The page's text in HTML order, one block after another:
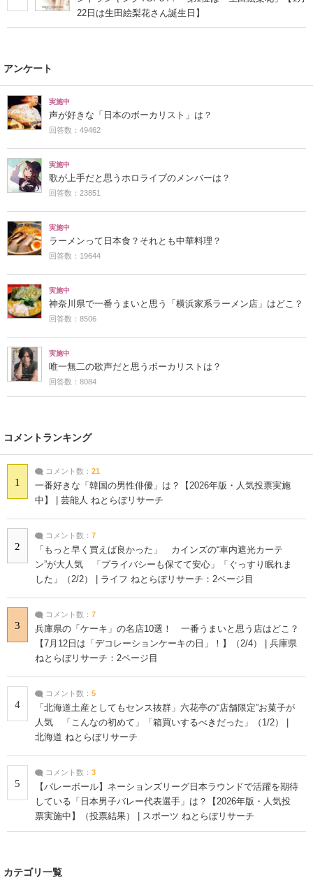
22日は生田絵梨花さん誕生日】
アンケート
実施中
声が好きな「日本のボーカリスト」は？
回答数：49462
実施中
歌が上手だと思うホロライブのメンバーは？
回答数：23851
実施中
ラーメンって日本食？それとも中華料理？
回答数：19644
実施中
神奈川県で一番うまいと思う「横浜家系ラーメン店」はどこ？
回答数：8506
実施中
唯一無二の歌声だと思うボーカリストは？
回答数：8084
コメントランキング
1
コメント数： 21
一番好きな「韓国の男性俳優」は？【2026年版・人気投票実施
中】 | 芸能人 ねとらぼリサーチ
2
コメント数： 7
「もっと早く買えば良かった」 カインズの“車内遮光カーテ
ン”が大人気 「プライバシーも保てて安心」「ぐっすり眠れま
した」（2/2） | ライフ ねとらぼリサーチ：2ページ目
3
コメント数： 7
兵庫県の「ケーキ」の名店10選！ 一番うまいと思う店はどこ？
【7月12日は「デコレーションケーキの日」！】（2/4） | 兵庫県
ねとらぼリサーチ：2ページ目
4
コメント数： 5
「北海道土産としてもセンス抜群」六花亭の“店舗限定”お菓子が
人気 「こんなの初めて」「箱買いするべきだった」（1/2） |
北海道 ねとらぼリサーチ
5
コメント数： 3
【バレーボール】ネーションズリーグ日本ラウンドで活躍を期待
している「日本男子バレー代表選手」は？【2026年版・人気投
票実施中】（投票結果） | スポーツ ねとらぼリサーチ
カテゴリ一覧